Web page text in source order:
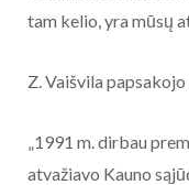
tam kelio, yra mūsų
Z. Vaišvila
„1991 m. dirbau
atvažiavo Kauno